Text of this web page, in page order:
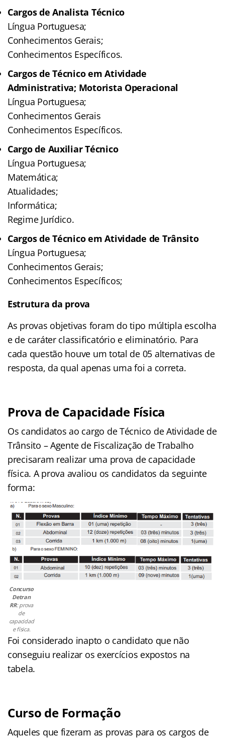
Cargos de Analista Técnico
Língua Portuguesa;
Conhecimentos Gerais;
Conhecimentos Específicos.
Cargos de Técnico em Atividade
Administrativa; Motorista Operacional
Língua Portuguesa;
Conhecimentos Gerais
Conhecimentos Específicos.
Cargo de Auxiliar Técnico
Língua Portuguesa;
Matemática;
Atualidades;
Informática;
Regime Jurídico.
Cargos de Técnico em Atividade de Trânsito
Língua Portuguesa;
Conhecimentos Gerais;
Conhecimentos Específicos;
Estrutura da prova
As provas objetivas foram do tipo múltipla escolha
e de caráter classificatório e eliminatório. Para
cada questão houve um total de 05 alternativas de
resposta, da qual apenas uma foi a correta.
Prova de Capacidade Física
Os candidatos ao cargo de Técnico de Atividade de
Trânsito – Agente de Fiscalização de Trabalho
precisaram realizar uma prova de capacidade
física. A prova avaliou os candidatos da seguinte
forma:
Concurso
Detran
RR: prova
de
capacidad
e física.
Foi considerado inapto o candidato que não
conseguiu realizar os exercícios expostos na
tabela.
Curso de Formação
Aqueles que fizeram as provas para os cargos de